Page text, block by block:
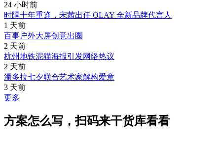
24 小时前
时隔十年重逢，宋茜出任 OLAY 全新品牌代言人
1 天前
百事户外大屏创意出圈
2 天前
杭州地铁泥猫海报引发网络热议
2 天前
潘多拉七夕联合艺术家解构爱意
3 天前
更多
方案怎么写，扫码来干货库看看